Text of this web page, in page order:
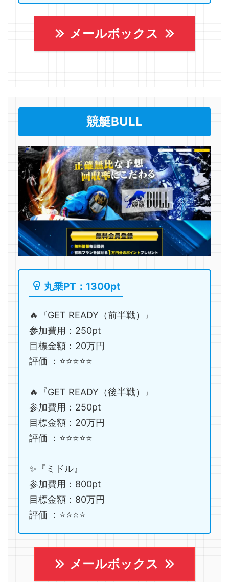
メールボックス
競艇BULL
丸乗PT：1300pt
🔥『GET READY（前半戦）』
参加費用：250pt
目標金額：20万円
評価 ：⭐️⭐️⭐️⭐️⭐️
🔥『GET READY（後半戦）』
参加費用：250pt
目標金額：20万円
評価 ：⭐️⭐️⭐️⭐️⭐️
✨『ミドル』
参加費用：800pt
目標金額：80万円
評価 ：⭐️⭐️⭐️⭐️
メールボックス